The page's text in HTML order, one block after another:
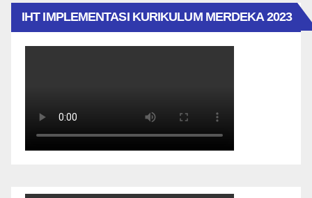
IHT IMPLEMENTASI KURIKULUM MERDEKA 2023